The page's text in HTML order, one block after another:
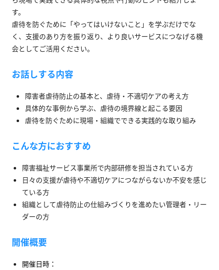
す。
虐待を防ぐために「やってはいけないこと」を学ぶだけでな
く、支援のあり方を振り返り、より良いサービスにつなげる機
会としてご活用ください。
お話しする内容
障害者虐待防止の基本と、虐待・不適切ケアの考え方
具体的な事例から学ぶ、虐待の境界線と起こる要因
虐待を防ぐために現場・組織でできる実践的な取り組み
こんな方におすすめ
障害福祉サービス事業所で内部研修を担当されている方
日々の支援が虐待や不適切ケアにつながらないか不安を感じ
ている方
組織として虐待防止の仕組みづくりを進めたい管理者・リー
ダーの方
開催概要
開催日時：